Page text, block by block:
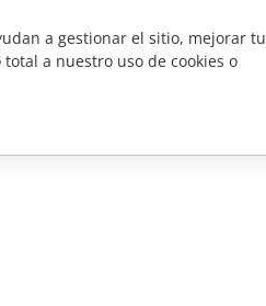
a gestionar el sitio, mejorar tu
a nuestro uso de cookies o